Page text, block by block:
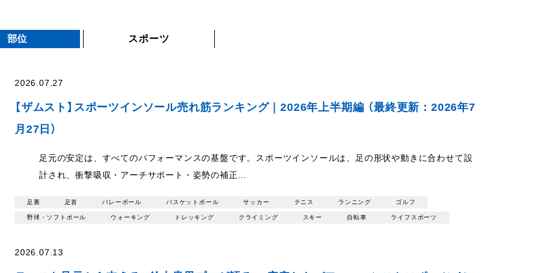
部位 スポーツ
2026.07.27
【ザムスト】スポーツインソール売れ筋ランキング｜2026年上半期編 （最終更新：2026年7
月27日）
足元の安定は、すべてのパフォーマンスの基盤です。スポーツインソールは、足の形状や動きに合わせて設
計され、衝撃吸収・アーチサポート・姿勢の補正...
足裏 足首 バレーボール バスケットボール サッカー テニス ランニング ゴルフ
野球・ソフトボール ウォーキング トレッキング クライミング スキー 自転車 ライフスポーツ
2026.07.13